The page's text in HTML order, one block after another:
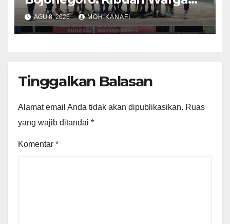
Tumplek Blek Saksikan Final
Voli, Kades 3 Periode Dipuji
Setinggi Langit
AGU 8, 2026 MOH KANAFI
Tinggalkan Balasan
Alamat email Anda tidak akan dipublikasikan. Ruas
yang wajib ditandai *
Komentar *